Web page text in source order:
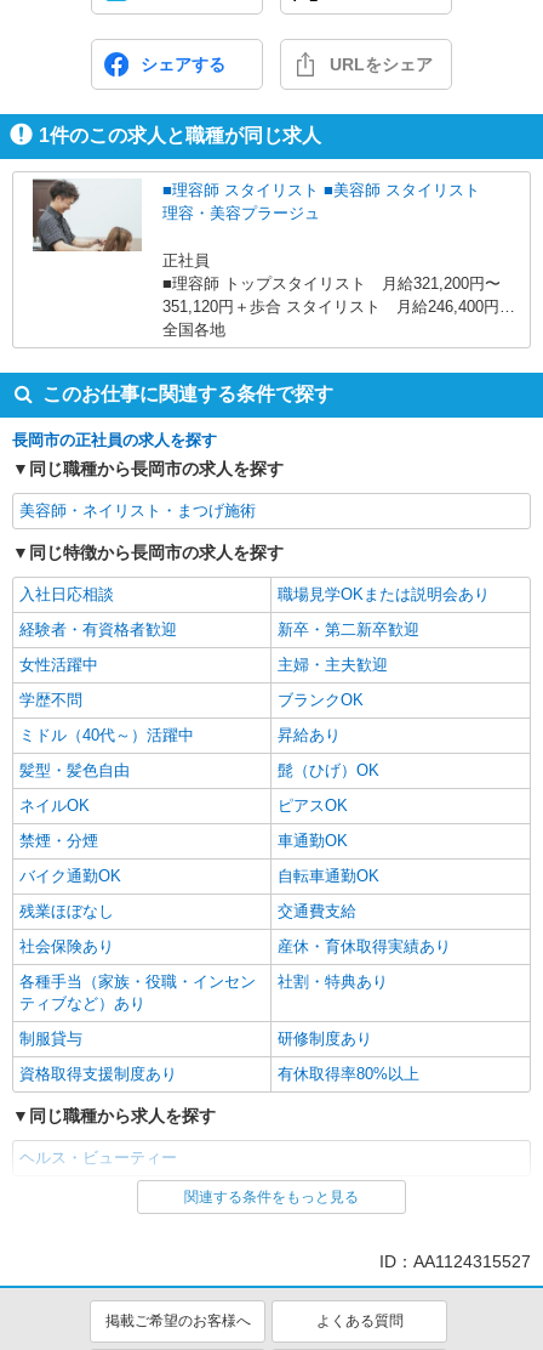
シェアする URLをシェア
1件のこの求人と職種が同じ求人
■理容師 スタイリスト ■美容師 スタイリスト
理容・美容プラージュ
正社員
■理容師 トップスタイリスト 月給321,200円〜
351,120円＋歩合 スタイリスト 月給246,400円〜
320,320円＋歩合 ■美容師 トップスタイリスト
月給270,160円〜299,200円＋売上特別手当 スタイ
リスト 月給237,600円〜269,280円＋売上特別手
当 ※経験・能力により異なる
全国各地
このお仕事に関連する条件で探す
長岡市の正社員の求人を探す
同じ職種から長岡市の求人を探す
美容師・ネイリスト・まつげ施術
同じ特徴から長岡市の求人を探す
入社日応相談
職場見学OKまたは説明会あり
経験者・有資格者歓迎
新卒・第二新卒歓迎
女性活躍中
主婦・主夫歓迎
学歴不問
ブランクOK
ミドル（40代～）活躍中
昇給あり
髪型・髪色自由
髭（ひげ）OK
ネイルOK
ピアスOK
禁煙・分煙
車通勤OK
バイク通勤OK
自転車通勤OK
残業ほぼなし
交通費支給
社会保険あり
産休・育休取得実績あり
各種手当（家族・役職・インセン
ティブなど）あり
社割・特典あり
制服貸与
研修制度あり
資格取得支援制度あり
有休取得率80%以上
同じ職種から求人を探す
ヘルス・ビューティー
同じ特徴から求人を探す
産休・育休取得実績あり
関連する条件をもっと見る
ID：AA1124315527
掲載ご希望のお客様へ よくある質問